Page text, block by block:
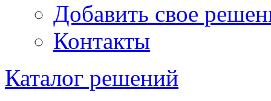
Добавить свое
Контакты
Каталог решений